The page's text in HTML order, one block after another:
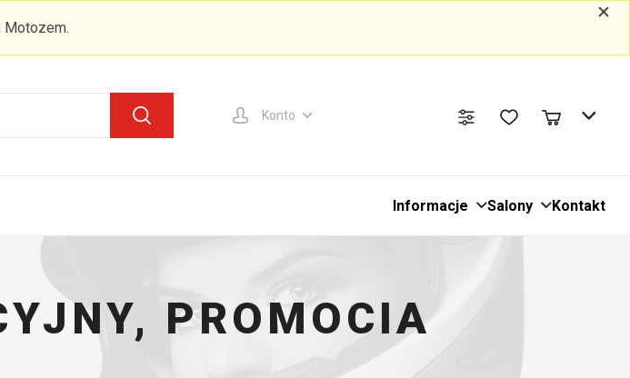
Motozem.
Konto
Informacje Salony Kontakt
PROMOCIA